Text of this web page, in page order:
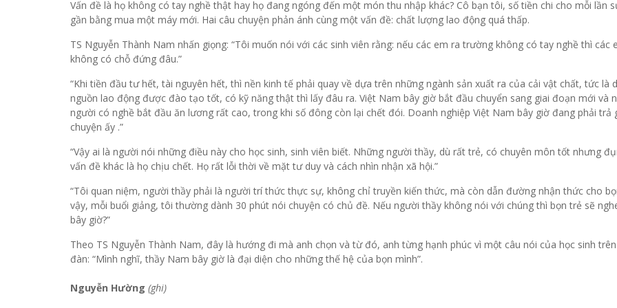
Vấn đề là họ không có tay nghề thật hay họ đang ngóng đến một món thu nhập khác? Cô bạn tôi, số tiền chi cho mỗi lần
gần bằng mua một máy mới. Hai câu chuyện phản ánh cùng một vấn đề: chất lượng lao động quá thấp.
TS Nguyễn Thành Nam nhấn giọng: “Tôi muốn nói với các sinh viên rằng: nếu các em ra trường không có tay nghề thì các
không có chỗ đứng đâu.”
“Khi tiền đầu tư hết, tài nguyên hết, thì nền kinh tế phải quay về dựa trên những ngành sản xuất ra của cải vật chất, tức là
nguồn lao động được đào tạo tốt, có kỹ năng thật thì lấy đâu ra. Việt Nam bây giờ bắt đầu chuyển sang giai đoạn mới và
người có nghề bắt đầu ăn lương rất cao, trong khi số đông còn lại chết đói. Doanh nghiệp Việt Nam bây giờ đang phải trả
chuyện ấy .”
“Vậy ai là người nói những điều này cho học sinh, sinh viên biết. Những người thầy, dù rất trẻ, có chuyên môn tốt nhưng
vấn đề khác là họ chịu chết. Họ rất lỗi thời về mặt tư duy và cách nhìn nhận xã hội.”
“Tôi quan niệm, người thầy phải là người trí thức thực sự, không chỉ truyền kiến thức, mà còn dẫn đường nhận thức cho
vậy, mỗi buổi giảng, tôi thường dành 30 phút nói chuyện có chủ đề. Nếu người thầy không nói với chúng thì bọn trẻ sẽ
bây giờ?”
Theo TS Nguyễn Thành Nam, đây là hướng đi mà anh chọn và từ đó, anh từng hạnh phúc vì một câu nói của học sinh
đàn: “Mình nghĩ, thầy Nam bây giờ là đại diện cho những thế hệ của bọn mình”.
Nguyễn Hường (ghi)